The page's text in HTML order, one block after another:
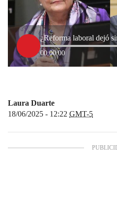
00:00:00
Laura Duarte
18/06/2025 - 12:22 GMT-5